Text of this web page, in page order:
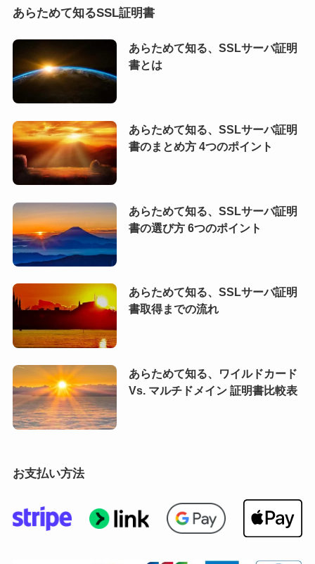
あらためて知るSSL証明書
あらためて知る、SSLサーバ証明
書とは
あらためて知る、SSLサーバ証明
書のまとめ方 4つのポイント
あらためて知る、SSLサーバ証明
書の選び方 6つのポイント
あらためて知る、SSLサーバ証明
書取得までの流れ
あらためて知る、ワイルドカード
Vs. マルチドメイン 証明書比較表
お支払い方法